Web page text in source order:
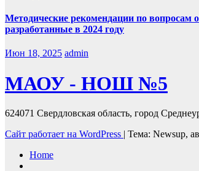
Методические рекомендации по вопросам
разработанные в 2024 году
Июн 18, 2025 admin
МАОУ - НОШ №5
624071 Свердловская область, город
Сайт работает на WordPress | Тема: Newsup,
Home